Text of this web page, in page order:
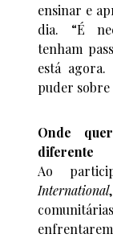
ensinar e
dia. “É
tenham
está
puder sobre
Onde
diferente
Ao
International